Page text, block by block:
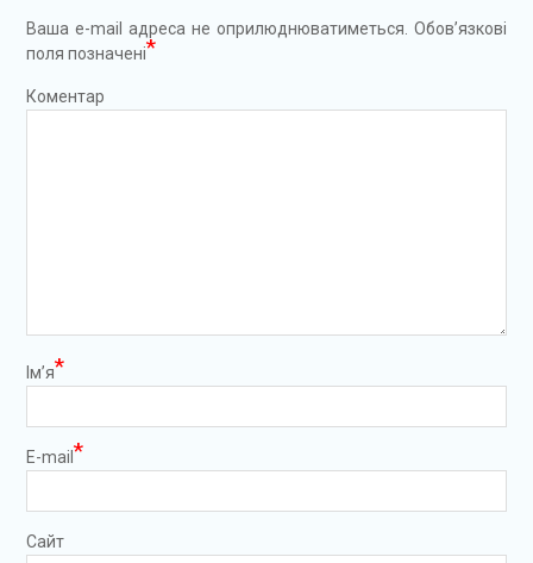
Ваша e-mail адреса не оприлюднюватиметься. Обов’язкові
поля позначені*
Коментар
Ім’я*
E-mail *
Сайт